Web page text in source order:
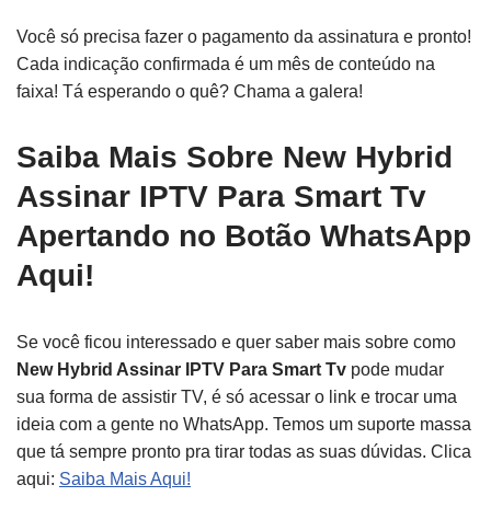
Você só precisa fazer o pagamento da assinatura e pronto!
Cada indicação confirmada é um mês de conteúdo na
faixa! Tá esperando o quê? Chama a galera!
Saiba Mais Sobre New Hybrid
Assinar IPTV Para Smart Tv
Apertando no Botão WhatsApp
Aqui!
Se você ficou interessado e quer saber mais sobre como
New Hybrid Assinar IPTV Para Smart Tv pode mudar
sua forma de assistir TV, é só acessar o link e trocar uma
ideia com a gente no WhatsApp. Temos um suporte massa
que tá sempre pronto pra tirar todas as suas dúvidas. Clica
aqui: Saiba Mais Aqui!